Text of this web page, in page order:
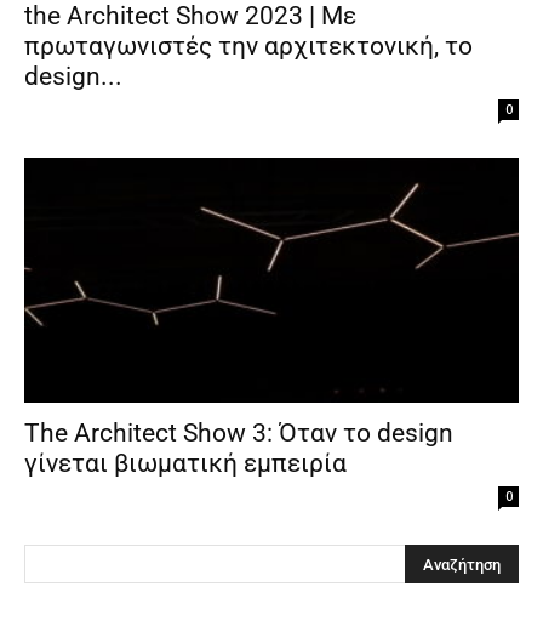
the Architect Show 2023 | Με
πρωταγωνιστές την αρχιτεκτονική, το
design...
0
The Architect Show 3: Όταν το design
γίνεται βιωματική εμπειρία
0